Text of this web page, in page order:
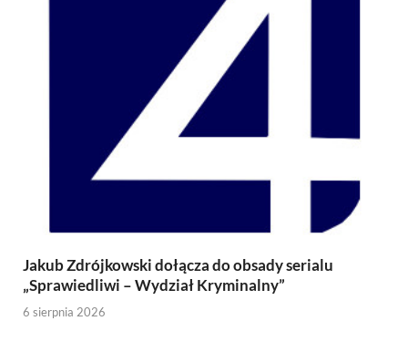
Jakub Zdrójkowski dołącza do obsady serialu
„Sprawiedliwi – Wydział Kryminalny”
6 sierpnia 2026